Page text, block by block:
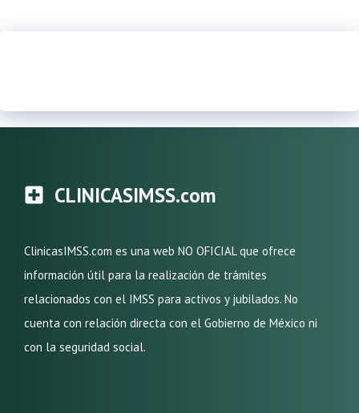
CLINICASIMSS.com
ClinicasIMSS.com es una web NO OFICIAL que ofrece
información útil para la realización de trámites
relacionados con el IMSS para activos y jubilados. No
cuenta con relación directa con el Gobierno de México ni
con la seguridad social.